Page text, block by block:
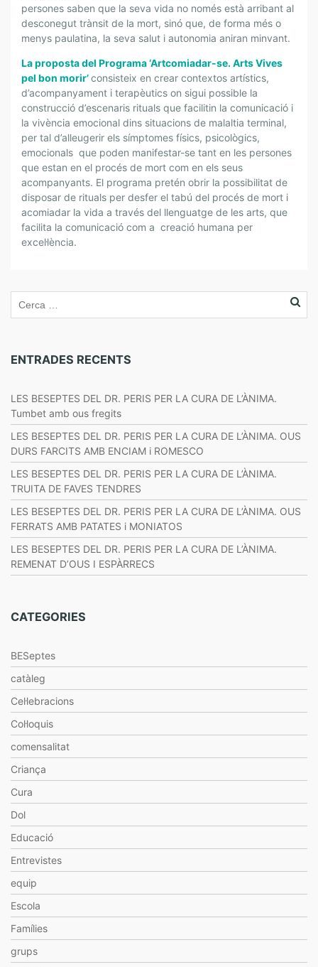
C
O
M
I
A
D
A
R
-
S
E
A
R
T
S
V
E
E
B
O
N
M
O
R
I
R
persones saben que la seva vida no només està arribant al
desconegut trànsit de la mort, sinó que, de forma més o
menys paulatina, la seva salut i autonomia aniran minvant.
La proposta del Programa ‘Artcomiadar-se. Arts Vives
pel bon morir’consisteix en crear contextos artístics,
d’acompanyament i terapèutics on sigui possible la
construcció d’escenaris rituals que facilitin la comunicació i
la vivència emocional dins situacions de malaltia terminal,
per tal d’alleugerir els símptomes físics, psicològics,
emocionals que poden manifestar-se tant en les persones
que estan en el procés de mort com en els seus
acompanyants. El programa pretén obrir la possibilitat de
disposar de rituals per desfer el tabú del procés de mort i
acomiadar la vida a través del llenguatge de les arts, que
facilita la comunicació com a creació humana per
excel·lència.
ENTRADES RECENTS
LES BESEPTES DEL DR. PERIS PER LA CURA DE L’ÀNIMA.
Tumbet amb ous fregits
LES BESEPTES DEL DR. PERIS PER LA CURA DE L’ÀNIMA. OUS
DURS FARCITS AMB ENCIAM i ROMESCO
LES BESEPTES DEL DR. PERIS PER LA CURA DE L’ÀNIMA.
TRUITA DE FAVES TENDRES
LES BESEPTES DEL DR. PERIS PER LA CURA DE L’ÀNIMA. OUS
FERRATS AMB PATATES i MONIATOS
LES BESEPTES DEL DR. PERIS PER LA CURA DE L’ÀNIMA.
REMENAT D’OUS I ESPÀRRECS
CATEGORIES
BESeptes
catàleg
Cel·lebracions
Col·loquis
comensalitat
Criança
Cura
Dol
Educació
Entrevistes
equip
Escola
Famílies
grups